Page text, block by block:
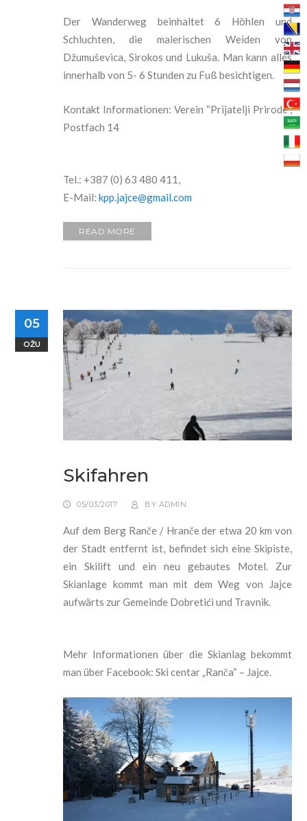
Der Wanderweg beinhaltet 6 Höhlen und
Schluchten, die malerischen Weiden von
Džumuševica, Sirokos und Lukuša. Man kann alles
innerhalb von 5- 6 Stunden zu Fuß besichtigen.
Kontakt Informationen: Verein “Prijatelji Prirode“,
Postfach 14
Tel.: +387 (0) 63 480 411,
E-Mail:kpp.jajce@gmail.com
READ MORE
05
OŽU
Skifahren
05/03/2017 BY ADMIN
Auf dem Berg Ranče / Hranče der etwa 20 km von
der Stadt entfernt ist, befindet sich eine Skipiste,
ein Skilift und ein neu gebautes Motel. Zur
Skianlage kommt man mit dem Weg von Jajce
aufwärts zur Gemeinde Dobretići und Travnik.
Mehr Informationenüber die Skianlag bekommt
man über Facebook: Ski centar „Ranča“ – Jajce.